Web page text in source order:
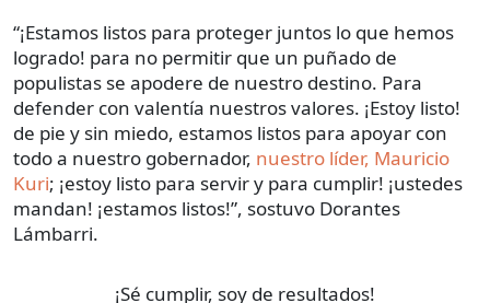
“¡Estamos listos para proteger juntos lo que hemos
logrado! para no permitir que un puñado de
populistas se apodere de nuestro destino. Para
defender con valentía nuestros valores. ¡Estoy listo!
de pie y sin miedo, estamos listos para apoyar con
todo a nuestro gobernador, nuestro líder, Mauricio
Kuri; ¡estoy listo para servir y para cumplir! ¡ustedes
mandan! ¡estamos listos!”, sostuvo Dorantes
Lámbarri.
¡Sé cumplir, soy de resultados!